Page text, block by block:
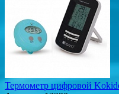
Термометр цифровой